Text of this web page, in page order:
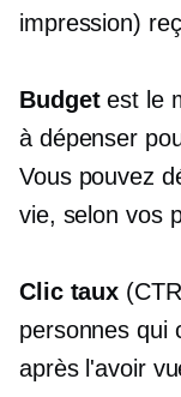
impression)
Budgetest le
à dépenser
Vous pouvez
vie, selon vos
Clictaux
personnes qui
après l'avoir